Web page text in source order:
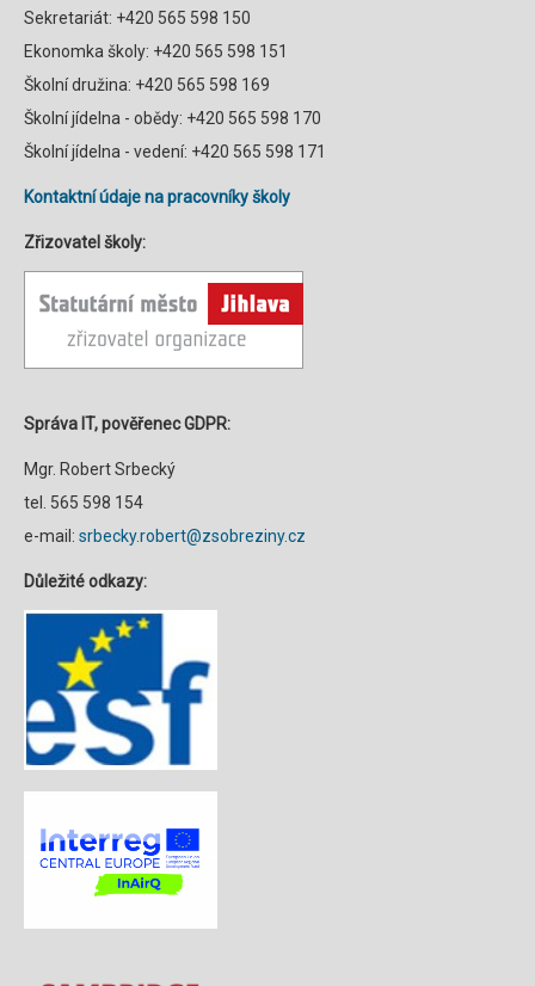
Sekretariát: +420 565 598 150
Ekonomka školy: +420 565 598 151
Školní družina: +420 565 598 169
Školní jídelna - obědy: +420 565 598 170
Školní jídelna - vedení: +420 565 598 171
Kontaktní údaje na pracovníky školy
Zřizovatel školy:
Správa IT, pověřenec GDPR:
Mgr. Robert Srbecký
tel. 565 598 154
e-mail: srbecky.robert@zsobreziny.cz
Důležité odkazy: